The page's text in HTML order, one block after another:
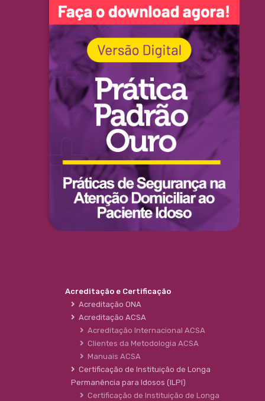
Acreditação e Certificação
Acreditação ONA
Acreditação ACSA
Acreditação Internacional ACSA
Clientes da Metodologia ACSA
Manuais ACSA
Certificação de Instituição de Longa
Permanência para Idosos (ILPI)
Certificação de Instituição de Longa